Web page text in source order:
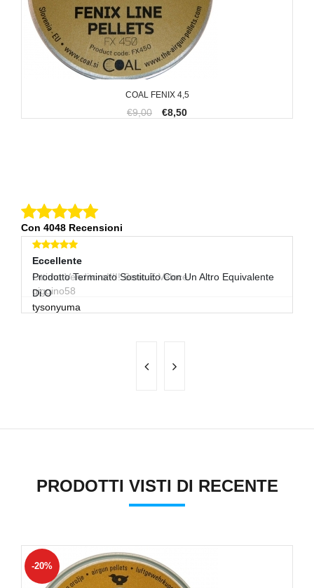
COAL FENIX 4,5
€9,00 €8,50
Con 4048 Recensioni
Eccellente
Ottimo Venditore!!!!! Serio E Veloce
giggino58
Eccellente
Prodotto Terminato Sostituito Con Un Altro Equivalente
Di O
tysonyuma
PRODOTTI VISTI DI RECENTE
-20%